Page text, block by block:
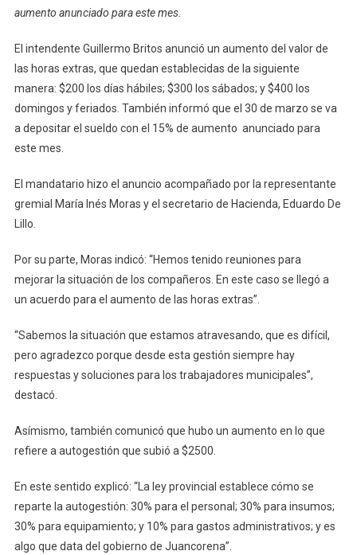
Horas
Todos
De
aumento anunciado para este mes.
El intendente Guillermo Britos anunció un aumento del valor de
las horas extras, que quedan establecidas de la siguiente
manera: $200 los días hábiles; $300 los sábados; y $400 los
domingos y feriados. También informó que el 30 de marzo se va
a depositar el sueldo con el 15% de aumento anunciado para
este mes.
El mandatario hizo el anuncio acompañado por la representante
gremial María Inés Moras y el secretario de Hacienda, Eduardo De
Lillo.
Por su parte, Moras indicó: “Hemos tenido reuniones para
mejorar la situación de los compañeros. En este caso se llegó a
un acuerdo para el aumento de las horas extras”.
“Sabemos la situación que estamos atravesando, que es difícil,
pero agradezco porque desde esta gestión siempre hay
respuestas y soluciones para los trabajadores municipales”,
destacó.
Asímismo, también comunicó que hubo un aumento en lo que
refiere a autogestión que subió a $2500.
En este sentido explicó: “La ley provincial establece cómo se
reparte la autogestión: 30% para el personal; 30% para insumos;
30% para equipamiento; y 10% para gastos administrativos; y es
algo que data del gobierno de Juancorena”.